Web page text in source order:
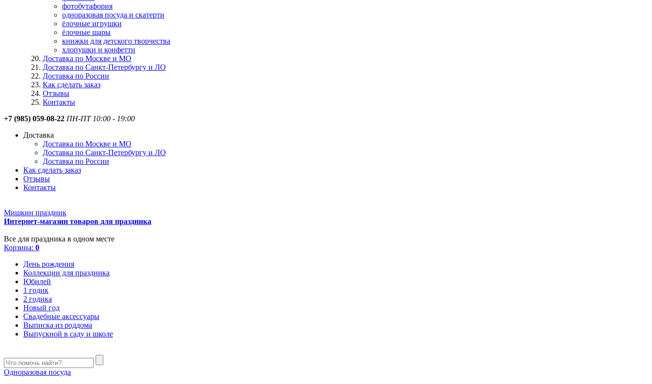
фотобутафория
одноразовая посуда и скатерти
ёлочные игрушки
ёлочные шары
книжки для детского творчества
хлопушки и конфетти
Доставка по Москве и МО
Доставка по Санкт-Петербургу и ЛО
Доставка по России
Как сделать заказ
Отзывы
Контакты
+7 (985) 059-08-22 ПН-ПТ 10:00 - 19:00
Доставка
Доставка по Москве и МО
Доставка по Санкт-Петербургу и ЛО
Доставка по России
Как сделать заказ
Отзывы
Контакты
Мишкин праздник
Интернет-магазин товаров для праздника
Все для праздника в одном месте
Корзина: 0
День рождения
Коллекции для праздника
Юбилей
1 годик
2 годика
Новый год
Свадебные аксессуары
Выписка из роддома
Выпускной в саду и школе
Одноразовая посуда